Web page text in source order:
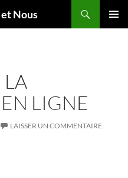
Nous
LA
LIGNE
LAISSER UN COMMENTAIRE